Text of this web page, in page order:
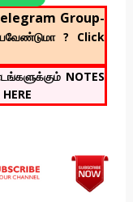
Group-
? Click
NOTES